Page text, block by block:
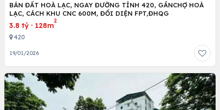
BÁN ĐẤT HOÀ LẠC, NGAY ĐƯỜNG TỈNH 420, GẦNCHỢ HOÀ
LẠC, CÁCH KHU CNC 600M, ĐỐI DIỆN FPT,ĐHQG
3.8 tỷ · 128m
2
420
19/01/2026